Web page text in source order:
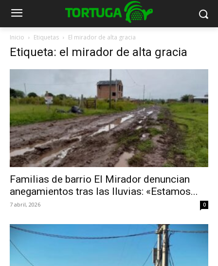
Inicio Etiquetas El mirador de alta gracia
Etiqueta: el mirador de alta gracia
Familias de barrio El Mirador denuncian
anegamientos tras las lluvias: «Estamos...
7 abril, 2026 0